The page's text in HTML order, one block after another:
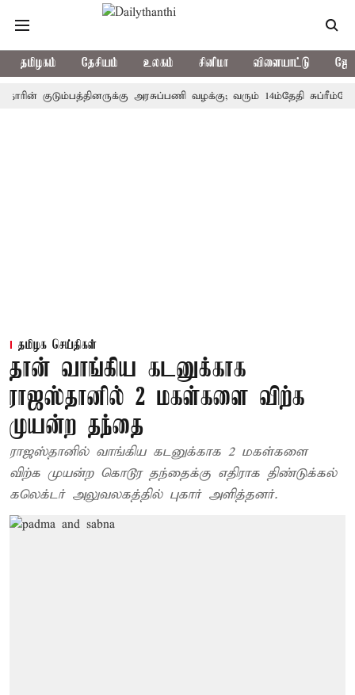
தமிழகம் தேசியம் உலகம் சினிமா விளையாட்டு
அரசுப்பணி வழக்கு; வரும் 14ம்தேதி
தமிழக செய்திகள்
தான் வாங்கிய கடனுக்காக
ராஜஸ்தானில் 2 மகள்களை விற்க
முயன்ற தந்தை
ராஜஸ்தானில் வாங்கிய கடனுக்காக 2 மகள்களை
விற்க முயன்ற கொடூர தந்தைக்கு எதிராக திண்டுக்கல்
கலெக்டர் அலுவலகத்தில் புகார் அளித்தனர்.